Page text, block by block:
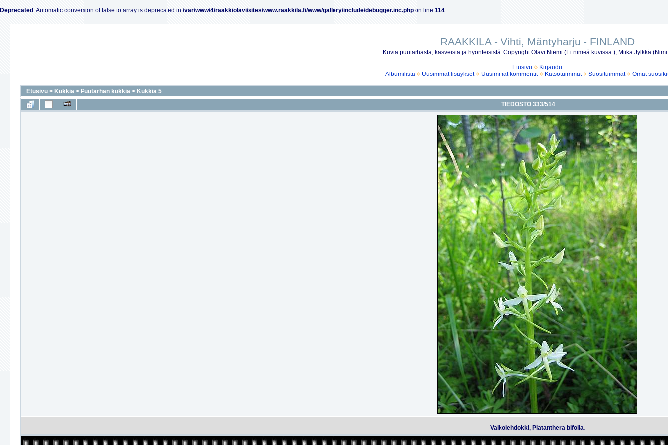
Deprecated : Automatic conversion of false to array is deprecated in /var/www/4/raakkiolavi/sites/www.raakkila.fi/www/gallery/include/debugger.inc.php on line 114
RAAKKILA - Vihti, Mäntyharju - FINLAND
Kuvia puutarhasta, kasveista ja hyönteisistä. Copyright Olavi Niemi (Ei nimeä kuvissa.), Miika Jylkkä
Etusivu
Kirjaudu
Albumilista
Uusimmat lisäykset Uusimmat kommentit Katsotuimmat Suosituimmat Omat suosikit
Etusivu > Kukkia > Puutarhan kukkia > Kukkia 5
TIEDOSTO 333/514
Valkolehdokki, Platanthera bifolia.